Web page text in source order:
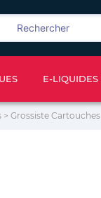
E-LIQUIDES
> Grossiste Cartouches